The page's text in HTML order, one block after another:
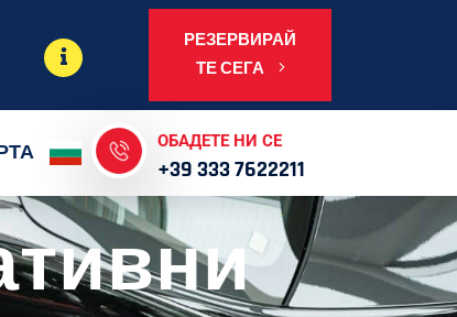
РЕЗЕРВИРАЙ
ТЕ СЕГА
ОБАДЕТЕ НИ СЕ
+39 333 7622211